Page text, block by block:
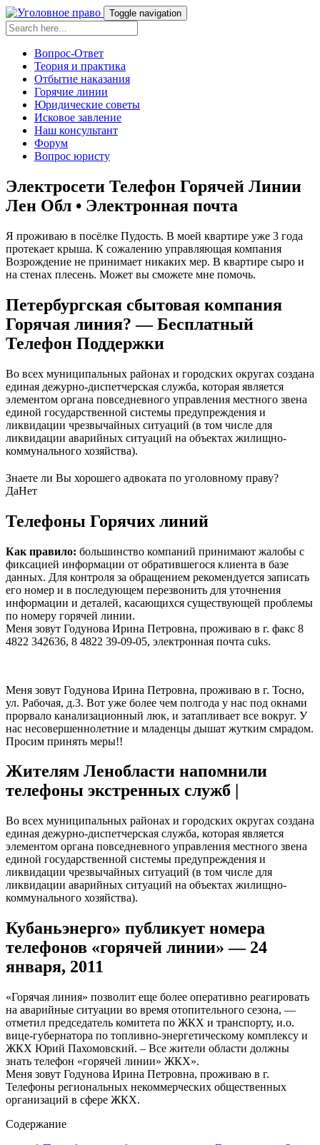
Toggle navigation
Вопрос-Ответ
Теория и практика
Отбытие наказания
Горячие линии
Юридические советы
Исковое завление
Наш консультант
Форум
Вопрос юристу
Электросети Телефон Горячей Линии
Лен Обл • Электронная почта
Я проживаю в посёлке Пудость. В моей квартире уже 3 года
протекает крыша. К сожалению управляющая компания
Возрождение не принимает никаких мер. В квартире сыро и
на стенах плесень. Может вы сможете мне помочь.
Петербургская сбытовая компания
Горячая линия? — Бесплатный
Телефон Поддержки
Во всех муниципальных районах и городских округах создана
единая дежурно-диспетчерская служба, которая является
элементом органа повседневного управления местного звена
единой государственной системы предупреждения и
ликвидации чрезвычайных ситуаций (в том числе для
ликвидации аварийных ситуаций на объектах жилищно-
коммунального хозяйства).
Знаете ли Вы хорошего адвоката по уголовному праву?
ДаНет
Телефоны Горячих линий
Как правило: большинство компаний принимают жалобы с
фиксацией информации от обратившегося клиента в базе
данных. Для контроля за обращением рекомендуется записать
его номер и в последующем перезвонить для уточнения
информации и деталей, касающихся существующей проблемы
по номеру горячей линии.
Меня зовут Годунова Ирина Петровна, проживаю в г. факс 8
4822 342636, 8 4822 39-09-05, электронная почта cuks.
Меня зовут Годунова Ирина Петровна, проживаю в г. Тосно,
ул. Рабочая, д.3. Вот уже более чем полгода у нас под окнами
прорвало канализационный люк, и затапливает все вокруг. У
нас несовершеннолетние и младенцы дышат жутким смрадом.
Просим принять меры!!
Жителям Ленобласти напомнили
телефоны экстренных служб |
Во всех муниципальных районах и городских округах создана
единая дежурно-диспетчерская служба, которая является
элементом органа повседневного управления местного звена
единой государственной системы предупреждения и
ликвидации чрезвычайных ситуаций (в том числе для
ликвидации аварийных ситуаций на объектах жилищно-
коммунального хозяйства).
Кубаньэнерго» публикует номера
телефонов «горячей линии» — 24
января, 2011
«Горячая линия» позволит еще более оперативно реагировать
на аварийные ситуации во время отопительного сезона, —
отметил председатель комитета по ЖКХ и транспорту, и.о.
вице-губернатора по топливно-энергетическому комплексу и
ЖКХ Юрий Пахомовский. – Все жители области должны
знать телефон «горячей линии» ЖКХ».
Меня зовут Годунова Ирина Петровна, проживаю в г.
Телефоны региональных некоммерческих общественных
организаций в сфере ЖКХ.
Содержание